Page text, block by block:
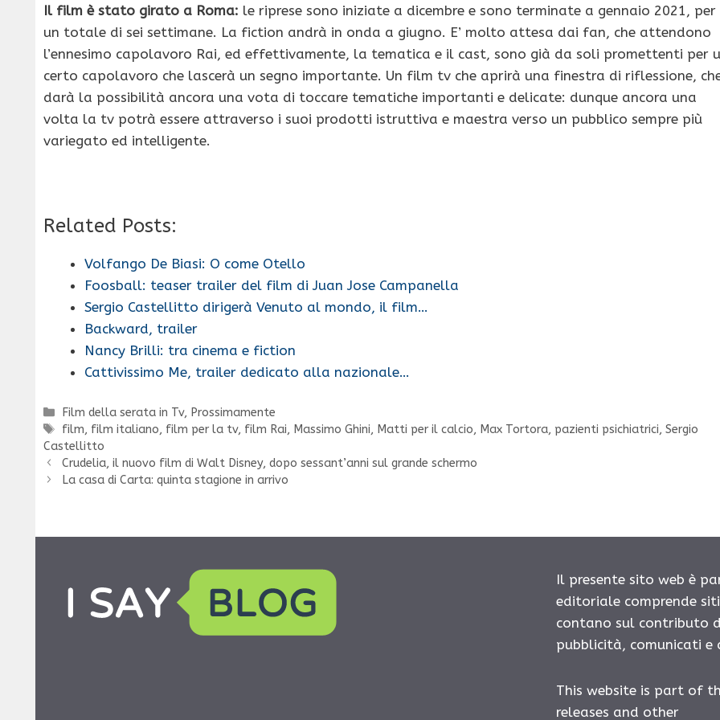
Il film è stato girato a Roma: le riprese sono iniziate a dicembre e sono terminate a gennaio 2021, per
un totale di sei settimane. La fiction andrà in onda a giugno. E’ molto attesa dai fan, che attendono
l’ennesimo capolavoro Rai, ed effettivamente, la tematica e il cast, sono già da soli promettenti per
certo capolavoro che lascerà un segno importante. Un film tv che aprirà una finestra di riflessione,
darà la possibilità ancora una vota di toccare tematiche importanti e delicate: dunque ancora una
volta la tv potrà essere attraverso i suoi prodotti istruttiva e maestra verso un pubblico sempre più
variegato ed intelligente.
Related Posts:
Volfango De Biasi: O come Otello
Foosball: teaser trailer del film di Juan Jose Campanella
Sergio Castellitto dirigerà Venuto al mondo, il film…
Backward, trailer
Nancy Brilli: tra cinema e fiction
Cattivissimo Me, trailer dedicato alla nazionale…
Categorie
Film della serata in Tv, Prossimamente
Tag
film, film italiano, film per la tv, film Rai, Massimo Ghini, Matti per il calcio, Max Tortora, pazienti psichiatrici,Sergio
Castellitto
Crudelia, il nuovo film di Walt Disney, dopo sessant’anni sul grande schermo
La casa di Carta: quinta stagione in arrivo
Il presente sito web è
editoriale comprende
contano sul contributo
pubblicità, comunicati
This website is part of
releases and other